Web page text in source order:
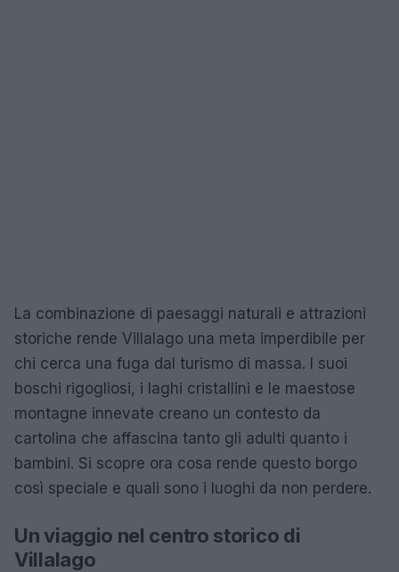
La combinazione di paesaggi naturali e attrazioni
storiche rende Villalago una meta imperdibile per
chi cerca una fuga dal turismo di massa. I suoi
boschi rigogliosi, i laghi cristallini e le maestose
montagne innevate creano un contesto da
cartolina che affascina tanto gli adulti quanto i
bambini. Si scopre ora cosa rende questo borgo
così speciale e quali sono i luoghi da non perdere.
Un viaggio nel centro storico di
Villalago